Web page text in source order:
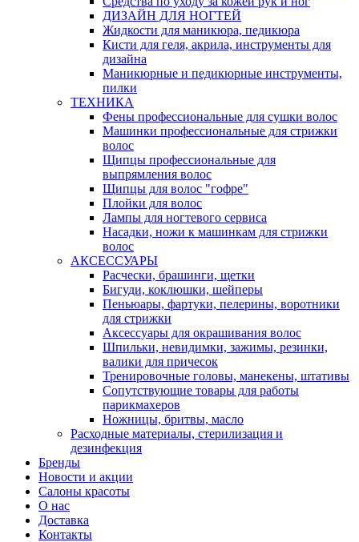
ДИЗАЙН ДЛЯ НОГТЕЙ
Жидкости для маникюра, педикюра
Кисти для геля, акрила, инструменты для
дизайна
Маникюрные и педикюрные инструменты,
пилки
ТЕХНИКА
Фены профессиональные для сушки волос
Машинки профессиональные для стрижки
волос
Щипцы профессиональные для
выпрямления волос
Щипцы для волос "гофре"
Плойки для волос
Лампы для ногтевого сервиса
Насадки, ножи к машинкам для стрижки
волос
АКСЕССУАРЫ
Расчески, брашинги, щетки
Бигуди, коклюшки, шейперы
Пеньюары, фартуки, пелерины, воротники
для стрижки
Аксессуары для окрашивания волос
Шпильки, невидимки, зажимы, резинки,
валики для причесок
Тренировочные головы, манекены, штативы
Сопутствующие товары для работы
парикмахеров
Ножницы, бритвы, масло
Расходные материалы, стерилизация и
дезинфекция
Бренды
Новости и акции
Салоны красоты
О нас
Доставка
Контакты